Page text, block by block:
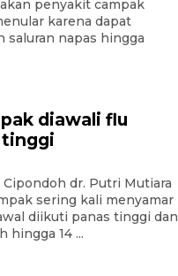
penyakit campak
karena dapat
saluran napas hingga
diawali flu
tinggi
dr. Putri Mutiara
sering kali menyamar
diikuti panas tinggi dan
hingga 14 ...